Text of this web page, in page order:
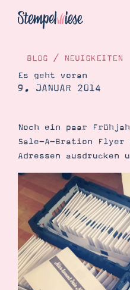
Katalog
Bestellen
Kontakt
Angebote
Demonstrator werden
BLOG / NEUIGKEITEN
Es geht voran
9. JANUAR 2014
Noch ein paar
Sale-A-Bration Flyer
Adressen ausdrucken